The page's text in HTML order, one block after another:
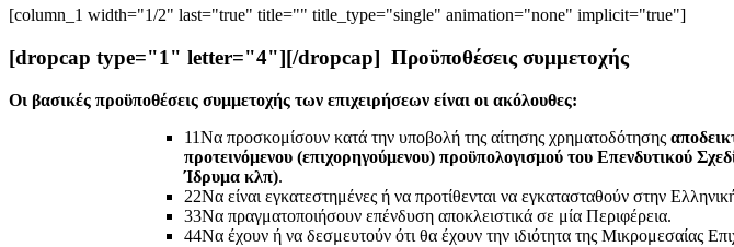
[column_1 width="1/2" last="true" title="" title_type="single" animation="none" implicit="true"]
[dropcap type="1" letter="4"][/dropcap] Προϋποθέσεις συμμετοχής
Οι βασικές προϋποθέσεις συμμετοχής των επιχειρήσεων είναι οι ακόλουθες:
11Να προσκομίσουν κατά την υποβολή της αίτησης χρηματοδότησης
προτεινόμενου (επιχορηγούμενου) προϋπολογισμού του Επενδυτικού
Ίδρυμα κλπ).
22Να είναι εγκατεστημένες ή να προτίθενται να εγκατασταθούν στην
33Να πραγματοποιήσουν επένδυση αποκλειστικά σε μία Περιφέρεια.
44Να έχουν ή να δεσμευτούν ότι θα έχουν την ιδιότητα της Μικρομεσαίας